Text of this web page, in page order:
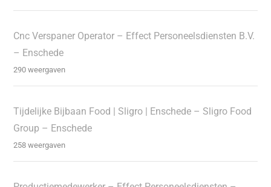
Cnc Verspaner Operator – Effect Personeelsdiensten B.V.
– Enschede
290 weergaven
Tijdelijke Bijbaan Food | Sligro | Enschede – Sligro Food
Group – Enschede
258 weergaven